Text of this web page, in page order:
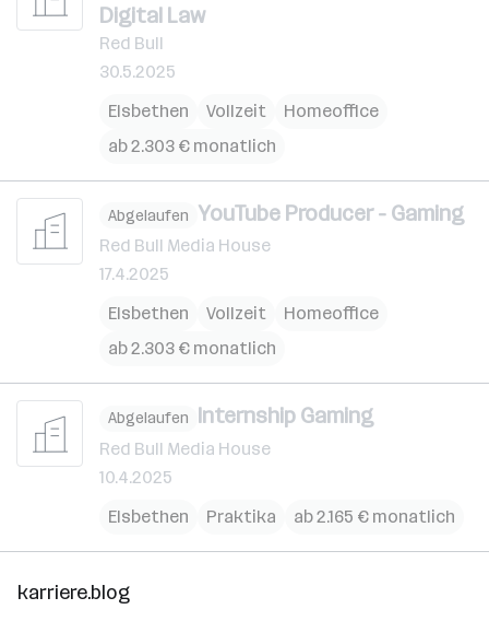
Digital Law
Red Bull
30.5.2025
Elsbethen
Vollzeit
Homeoffice
ab 2.303 € monatlich
Abgelaufen YouTube Producer - Gaming
Red Bull Media House
17.4.2025
Elsbethen
Vollzeit
Homeoffice
ab 2.303 € monatlich
Abgelaufen Internship Gaming
Red Bull Media House
10.4.2025
Elsbethen
Praktika ab 2.165 € monatlich
karriere.blog